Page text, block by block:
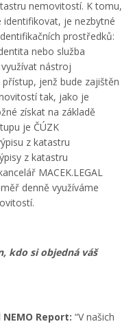
nemovitostí. K tomu,
je nezbytné
prostředků:
nebo služba
nástroj
jenž bude zajištěn
tak, jako je
získat na základě
je ČÚZK
z katastru
z katastru
MACEK.LEGAL
denně využíváme
kdo si objedná váš
Report: “V našich